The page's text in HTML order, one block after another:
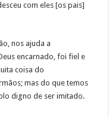
com eles [os pais]
nos ajuda a
encarnado, foi fiel e
coisa do
mas do que temos
digno de ser imitado.